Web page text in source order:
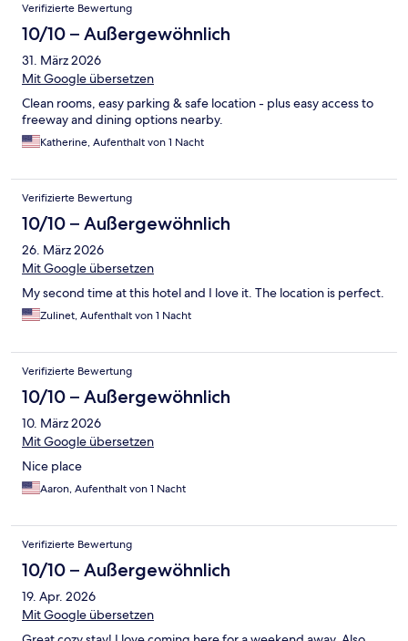
Verifizierte Bewertung
10/10 – Außergewöhnlich
31. März 2026
Mit Google übersetzen
Clean rooms, easy parking & safe location - plus easy access to
freeway and dining options nearby.
Katherine, Aufenthalt von 1 Nacht
Verifizierte Bewertung
10/10 – Außergewöhnlich
26. März 2026
Mit Google übersetzen
My second time at this hotel and I love it. The location is perfect.
Zulinet, Aufenthalt von 1 Nacht
Verifizierte Bewertung
10/10 – Außergewöhnlich
10. März 2026
Mit Google übersetzen
Nice place
Aaron, Aufenthalt von 1 Nacht
Verifizierte Bewertung
10/10 – Außergewöhnlich
19. Apr. 2026
Mit Google übersetzen